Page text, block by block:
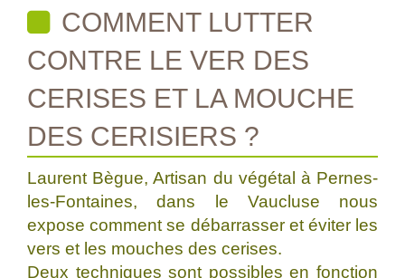
COMMENT LUTTER
CONTRE LE VER DES
CERISES ET LA MOUCHE
DES CERISIERS ?
Laurent Bègue, Artisan du végétal à Pernes-
les-Fontaines, dans le Vaucluse nous
expose comment se débarrasser et éviter les
vers et les mouches des cerises.
Deux techniques sont possibles en fonction